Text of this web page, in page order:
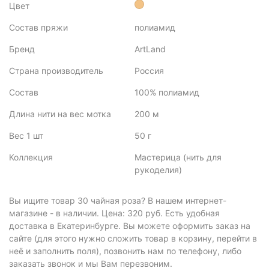
Цвет
Состав пряжи полиамид
Бренд ArtLand
Страна производитель Россия
Состав 100% полиамид
Длина нити на вес мотка 200 м
Вес 1 шт 50 г
Коллекция
Мастерица (нить для
рукоделия)
Вы ищите товар 30 чайная роза? В нашем интернет-
магазине - в наличии. Цена: 320 руб. Есть удобная
доставка в Екатеринбурге. Вы можете оформить заказ на
сайте (для этого нужно сложить товар в корзину, перейти в
неё и заполнить поля), позвонить нам по телефону, либо
заказать звонок и мы Вам перезвоним.